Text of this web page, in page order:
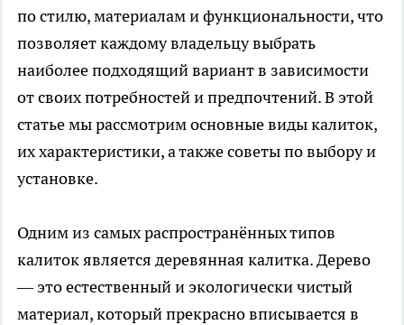
по стилю, материалам и функциональности, что
позволяет каждому владельцу выбрать
наиболее подходящий вариант в зависимости
от своих потребностей и предпочтений. В этой
статье мы рассмотрим основные виды калиток,
их характеристики, а также советы по выбору и
установке.
Одним из самых распространённых типов
калиток является деревянная калитка. Дерево
— это естественный и экологически чистый
материал, который прекрасно вписывается в